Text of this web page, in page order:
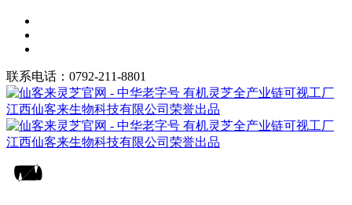
联系电话：0792-211-8801